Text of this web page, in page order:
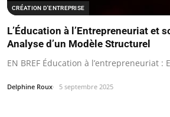
CRÉATION D'ENTREPRISE
L’Éducation à l’Entrepreneuriat et
Analyse d’un Modèle Structurel
EN BREF Éducation à l’entrepreneuriat
Delphine Roux 5 septembre 2025